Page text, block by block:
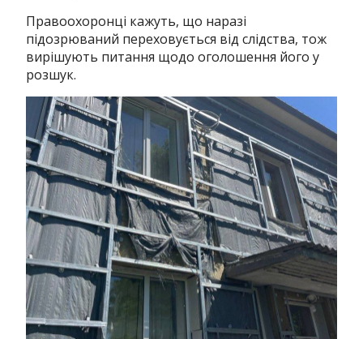
Правоохоронці кажуть, що наразі
підозрюваний переховується від слідства, тож
вирішують питання щодо оголошення його у
розшук.